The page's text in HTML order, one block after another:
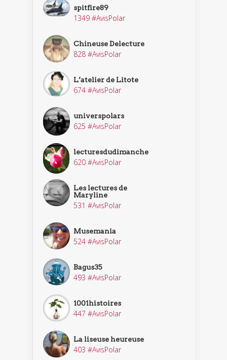
spitfire89
1349 #AvisPolar
Chineuse Delecture
828 #AvisPolar
L’atelier de Litote
674 #AvisPolar
universpolars
625 #AvisPolar
lecturesdudimanche
620 #AvisPolar
Les lectures de
Maryline
531 #AvisPolar
Musemania
524 #AvisPolar
Bagus35
493 #AvisPolar
1001histoires
447 #AvisPolar
La liseuse heureuse
403 #AvisPolar